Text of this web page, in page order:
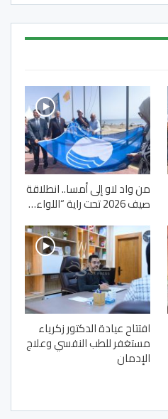
من واد لاو إلى أمسا.. انطلاقة
صيف 2026 تحت راية “اللواء…
افتتاح عيادة الدكتور زكرياء
مستغفر للطب النفسي وعلاج
الإدمان